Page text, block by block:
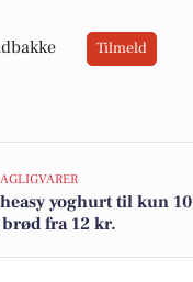
Tilmeld
yoghurt til kun 10
fra 12 kr.